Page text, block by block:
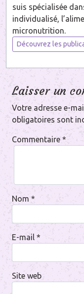
suis spécialisée
individualisé,
micronutrition.
Découvrez les
Laisser un
Votre adresse e-
obligatoires sont
Commentaire *
Nom *
E-mail *
Site web